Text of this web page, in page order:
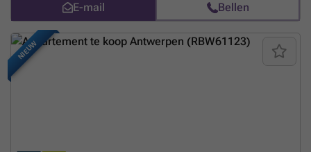
label B. Elektrische keuring conform. Ideaal voor wie centraal, stijlvol
en comfortabel wil wonen. Snel een bezoek inplannen is
aangeraden. Meer weten?
E-mail Bellen
NIEUW